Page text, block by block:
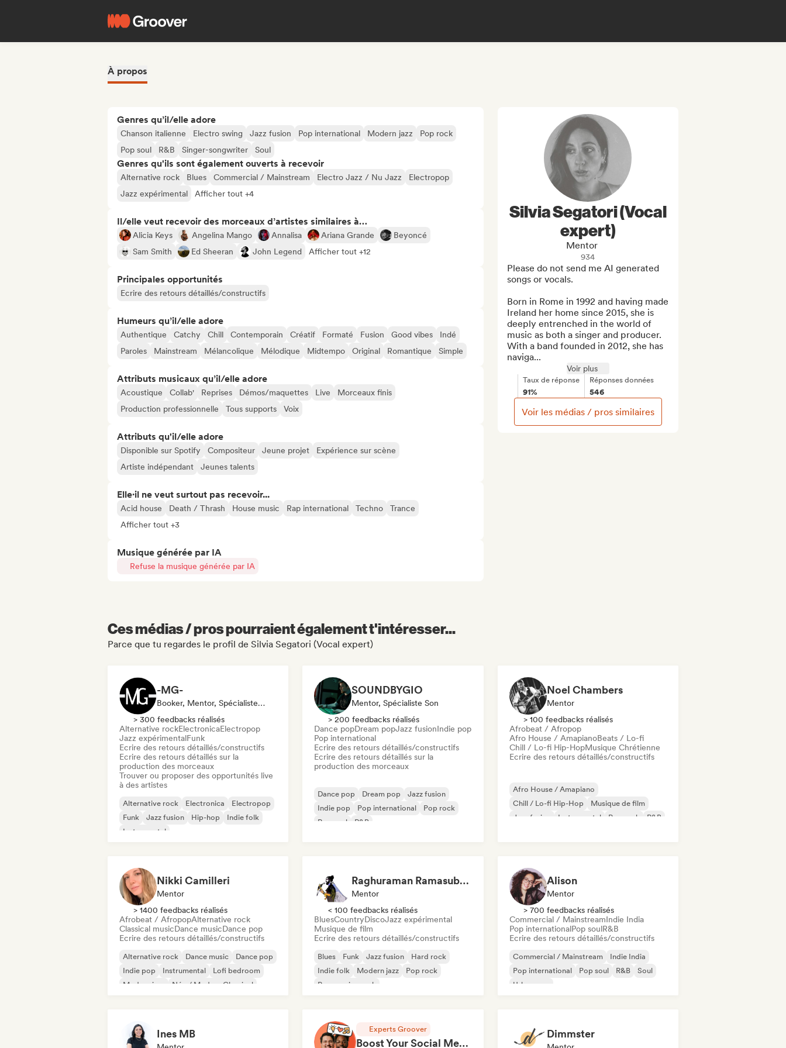
À propos
Genres qu’il/elle adore
Chanson italienne Electro swing Jazz fusion Pop international Modern jazz
Pop rock
Pop soul
R&B Singer-songwriter Soul
Genres qu'ils sont également ouverts à recevoir
Alternative rock Blues Commercial / Mainstream Electro Jazz / Nu Jazz
Electropop
Jazz expérimental
Afficher tout +4
Il/elle veut recevoir des morceaux d’artistes similaires à…
Alicia Keys Angelina Mango Annalisa Ariana Grande
Beyoncé
Sam Smith
Ed Sheeran John Legend Afficher tout +12
Principales opportunités
Ecrire des retours détaillés/constructifs
Humeurs qu’il/elle adore
Authentique Catchy Chill Contemporain Créatif Formaté Fusion Good vibes
Indé
Paroles
Mainstream Mélancolique Mélodique Midtempo Original Romantique Simple
Attributs musicaux qu’il/elle adore
Acoustique Collab' Reprises Démos/maquettes Live
Morceaux finis
Production professionnelle
Tous supports Voix
Attributs qu'il/elle adore
Disponible sur Spotify Compositeur Jeune projet
Expérience sur scène
Artiste indépendant
Jeunes talents
Elle·il ne veut surtout pas recevoir...
Acid house Death / Thrash House music Rap international Techno
Trance
Afficher tout +3
Musique générée par IA
Refuse la musique générée par IA
Silvia Segatori (Vocal
expert)
Mentor
934
Please do not send me AI generated
songs or vocals.
Born in Rome in 1992 and having made
Ireland her home since 2015, she is
deeply entrenched in the world of
music as both a singer and producer.
With a band founded in 2012, she has
naviga...
Voir plus
Taux de réponse
91%
Réponses données
546
Voir les médias / pros similaires
Ces médias / pros pourraient également t'intéresser...
Parce que tu regardes le profil de Silvia Segatori (Vocal expert)
-MG-
Booker, Mentor, Spécialiste Son
> 300 feedbacks réalisés
Alternative rockElectronicaElectropop
Jazz expérimentalFunk
Ecrire des retours détaillés/constructifs
Ecrire des retours détaillés sur la
production des morceaux
Trouver ou proposer des opportunités live
à des artistes
Alternative rock Electronica
Electropop
Funk
Jazz fusion Hip-hop
Indie folk
Instrumental
SOUNDBYGIO
Mentor, Spécialiste Son
> 200 feedbacks réalisés
Dance popDream popJazz fusionIndie pop
Pop international
Ecrire des retours détaillés/constructifs
Ecrire des retours détaillés sur la
production des morceaux
Dance pop Dream pop
Jazz fusion
Indie pop
Pop international
Pop rock
Pop soul
R&B
Noel Chambers
Mentor
> 100 feedbacks réalisés
Afrobeat / Afropop
Afro House / AmapianoBeats / Lo-fi
Chill / Lo-fi Hip-HopMusique Chrétienne
Ecrire des retours détaillés/constructifs
Afro House / Amapiano
Chill / Lo-fi Hip-Hop
Musique de film
Jazz fusion
Instrumental Pop rock
R&B
Nikki Camilleri
Mentor
> 1400 feedbacks réalisés
Afrobeat / AfropopAlternative rock
Classical musicDance musicDance pop
Ecrire des retours détaillés/constructifs
Alternative rock Dance music
Dance pop
Indie pop
Instrumental
Lofi bedroom
Modern jazz
Néo / Modern Classical
Raghuraman Ramasubramanian
Mentor
< 100 feedbacks réalisés
BluesCountryDiscoJazz expérimental
Musique de film
Ecrire des retours détaillés/constructifs
Blues Funk Jazz fusion
Hard rock
Indie folk
Modern jazz
Pop rock
Progressive rock
Alison
Mentor
> 700 feedbacks réalisés
Commercial / MainstreamIndie India
Pop internationalPop soulR&B
Ecrire des retours détaillés/constructifs
Commercial / Mainstream
Indie India
Pop international
Pop soul R&B
Soul
Urban pop
Ines MB Experts Groover
Boost Your Social Media in a 1hr Coaching Session
Dimmster